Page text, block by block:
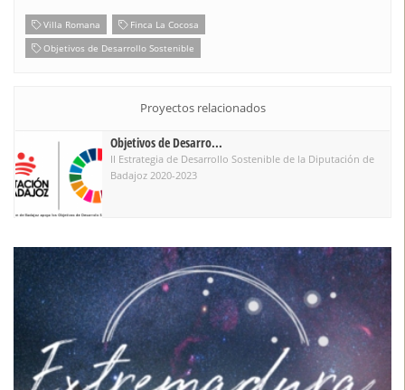
Objetivos de Desarrollo Sostenible
Objetivos de Desarro...
Badajoz 2020-2023